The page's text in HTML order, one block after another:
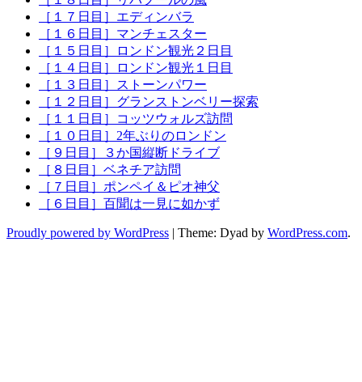
［１７日目］エディンバラ
［１６日目］マンチェスター
［１５日目］ロンドン観光２日目
［１４日目］ロンドン観光１日目
［１３日目］ストーンパワー
［１２日目］グランストンベリー探索
［１１日目］コッツウォルズ訪問
［１０日目］2年ぶりのロンドン
［９日目］３か国縦断ドライブ
［８日目］ベネチア訪問
［７日目］ポンペイ＆ピオ神父
［６日目］百聞は一見に如かず
Proudly powered by WordPress | Theme: Dyad by WordPress.com.